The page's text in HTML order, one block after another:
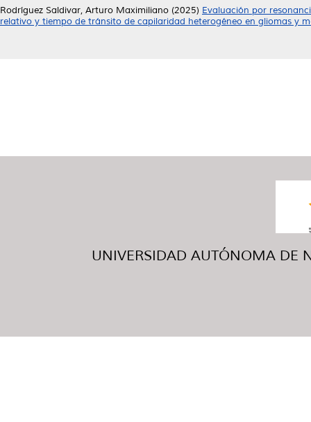
Rodríguez Saldivar, Arturo Maximiliano (2025) Evaluación por
relativo y tiempo de tránsito de capilaridad heterogéneo en gliomas y
UNIVERSIDAD AUTÓNOMA DE